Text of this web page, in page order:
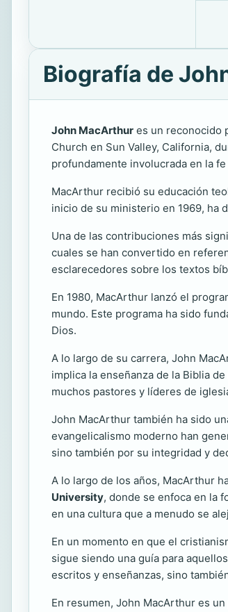
Biografía de
John MacArthur es un reconocido
Church en Sun Valley, California,
profundamente involucrada en la
MacArthur recibió su educación
inicio de su ministerio en 1969, ha
Una de las contribuciones más
cuales se han convertido en
esclarecedores sobre los textos
En 1980, MacArthur lanzó el
mundo. Este programa ha sido
Dios.
A lo largo de su carrera, John
implica la enseñanza de la Biblia
muchos pastores y líderes de
John MacArthur también ha sido
evangelicalismo moderno han
sino también por su integridad y
A lo largo de los años, MacArthur
University, donde se enfoca en la
en una cultura que a menudo se
En un momento en que el
sigue siendo una guía para
escritos y enseñanzas, sino
En resumen, John MacArthur es